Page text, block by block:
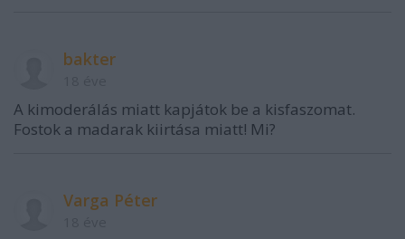
bakter
A kimoderálás miatt kapjátok be a kisfaszomat.
Fostok a madarak kiirtása miatt! Mi?
Varga Péter